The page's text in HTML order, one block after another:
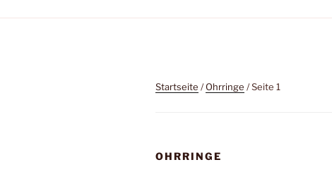
Startseite /Ohrringe / Seite 1
OHRRINGE